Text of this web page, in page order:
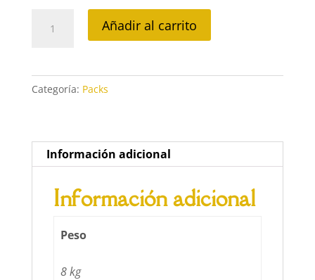
Púlpulo
Añadir al carrito
Categoría: Packs
Información adicional
Información adicional
Peso
8 kg